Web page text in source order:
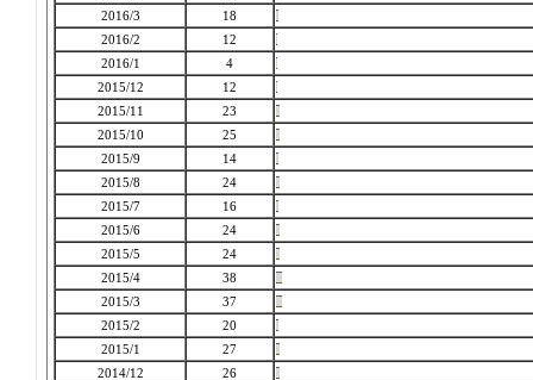
2016/3
18
2016/2
12
2016/1
4
2015/12
12
2015/11
23
2015/10
25
2015/9
14
2015/8
24
2015/7
16
2015/6
24
2015/5
24
2015/4
38
2015/3
37
2015/2
20
2015/1
27
2014/12
26